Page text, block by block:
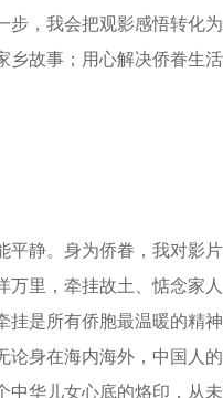
，我会把观影感悟转化
故事；用心解决侨眷生
静。身为侨眷，我对影
里，牵挂故土、惦念家
是所有侨胞最温暖的精
身在海内海外，中国人
华儿女心底的烙印，从未